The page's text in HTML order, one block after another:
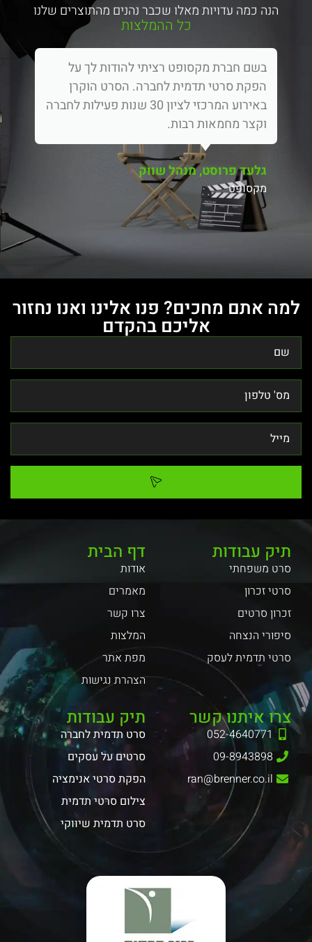
הנה כמה עדויות מאלו שכבר נהנים מהתוצרים שלנו
כל ההמלצות
בשם חברת מקסופט רציתי להודות לך על
הפקת סרטי תדמית לחברה. הסרט הוקרן
באירוע המרכזי לציון 30 שנות פעילות לחברה
וקצר מחמאות רבות.
גלעד פרוסט, מנהל שווק
מקסופט
למה אתם מחכים? פנו אלינו ואנו נחזור
אליכם בהקדם
דף הבית
אודות
מאמרים
צרו קשר
המלצות
מפת אתר
הצהרת נגישות
תיק עבודות
סרט משפחתי
סרטי זכרון
זכרון סרטים
סיפורי הנצחה
סרטי תדמית לעסק
תיק עבודות
סרט תדמית לחברה
סרטים על עסקים
הפקת סרטי אנימציה
צילום סרטי תדמית
סרט תדמית שיווקי
צרו איתנו קשר
052-4640771
09-8943898
ran@brenner.co.il